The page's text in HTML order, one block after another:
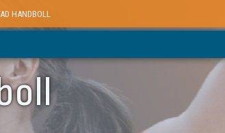
HANDBOLL